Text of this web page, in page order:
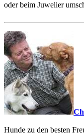
oder beim Juwelier
Hunde zu den besten